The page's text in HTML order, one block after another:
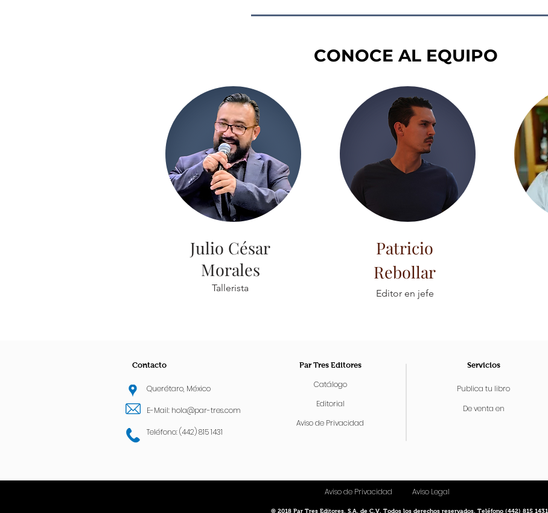
CONOCE AL EQUIPO
Julio César
Morales
Tallerista
Patricio
Rebollar
Editor en jefe
Querétaro, México
E-Mail: hola@par-tres.com
Teléfono: (442) 815 1431
Par Tres Editores Servicios
Catálogo
Publica tu libro
Editorial
De venta en
Aviso de Privacidad
Contacto
Aviso de Privacidad Aviso Legal
© 2018 Par Tres Editores, S.A. de C.V. Todos los derechos reservados. Teléfono (442) 815 1431